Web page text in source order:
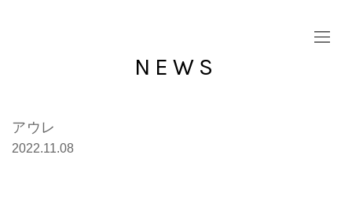
NEWS
アウレ
2022.11.08